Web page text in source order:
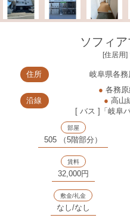
ソフィ
[住居用]
住所 岐阜県各
沿線
● 各務
● 高山
[ バス ]「岐阜
部屋
505 （5階部分）
賃料
32,000円
敷金/礼金
なし/なし